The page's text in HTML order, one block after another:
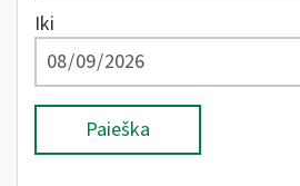
Iki
Paieška